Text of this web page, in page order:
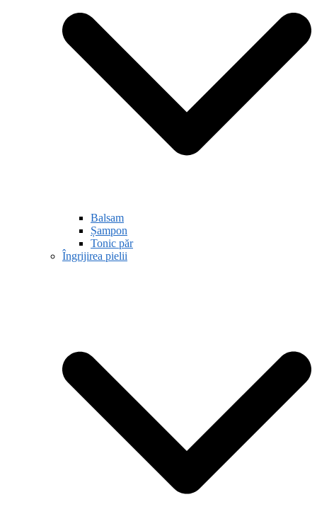
Balsam
Șampon
Tonic păr
Îngrijirea pielii